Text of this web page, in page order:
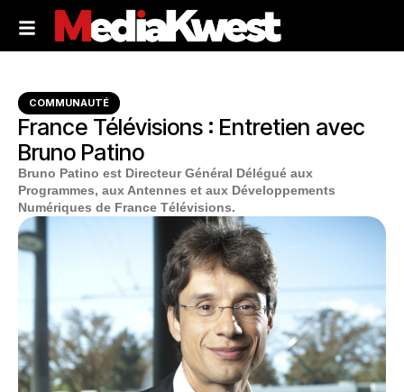
COMMUNAUTÉ
France Télévisions : Entretien avec
Bruno Patino
Bruno Patino est Directeur Général Délégué aux
Programmes, aux Antennes et aux Développements
Numériques de France Télévisions.